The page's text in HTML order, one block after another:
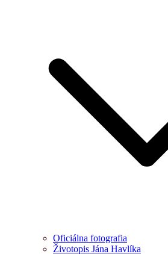
Oficiálna fotografia
Životopis Jána Havlíka